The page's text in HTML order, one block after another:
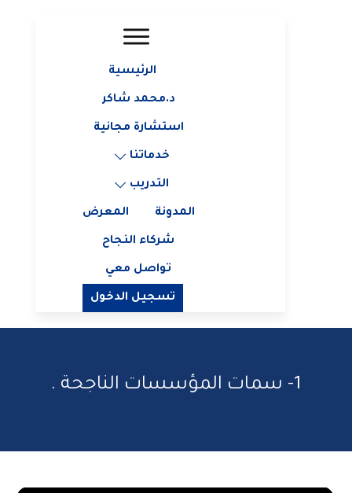
الرئيسية
د.محمد شاكر
استشارة مجانية
خدماتنا
التدريب
المدونة المعرض
شركاء النجاح
تواصل معي
تسجيل الدخول